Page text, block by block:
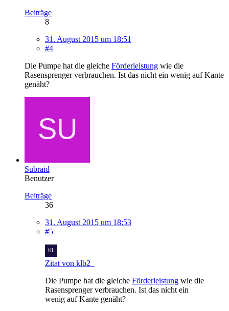
Beiträge
8
31. August 2015 um 18:51
#4
Die Pumpe hat die gleiche Förderleistung wie die
Rasensprenger verbrauchen. Ist das nicht ein wenig auf Kante
genäht?
Subraid
Benutzer
Beiträge
36
31. August 2015 um 18:53
#5
Zitat von klb2_
Die Pumpe hat die gleiche Förderleistung wie die
Rasensprenger verbrauchen. Ist das nicht ein
wenig auf Kante genäht?